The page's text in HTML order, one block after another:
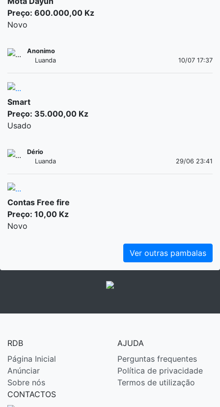
Preço: 600.000,00 Kz
Novo
Anonimo
Luanda
10/07 17:37
Smart
Preço: 35.000,00 Kz
Usado
Dério
Luanda
29/06 23:41
Contas Free fire
Preço: 10,00 Kz
Novo
Ver outras pambalas
RDB
Página Inicial
Anúnciar
Sobre nós
AJUDA
Perguntas frequentes
Política de privacidade
Termos de utilização
CONTACTOS